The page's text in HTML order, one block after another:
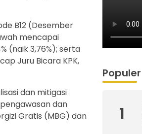
B12 (Desember
mencapai
(naik 3,76%); serta
Juru Bicara KPK,
dan mitigasi
dan
Gratis (MBG) dan
Populer
1